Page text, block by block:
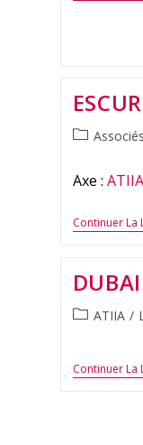
Associés
Axe : ATIIA
Continuer La
ATIIA /
Continuer La